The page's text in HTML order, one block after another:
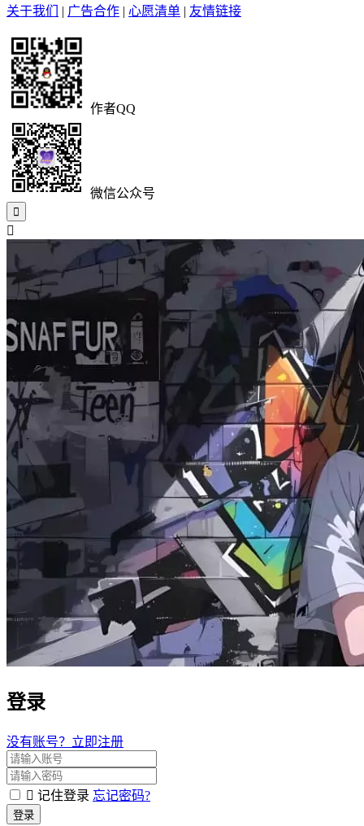
关于我们
| 广告合作 | 心愿清单 | 友情链接
作者QQ
微信公众号
登录
没有账号？立即注册
记住登录 忘记密码?
登录